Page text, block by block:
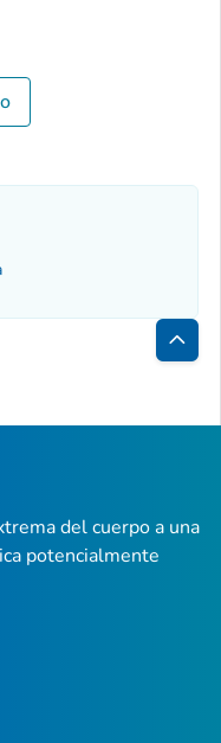
la
del cuerpo a una
potencialmente